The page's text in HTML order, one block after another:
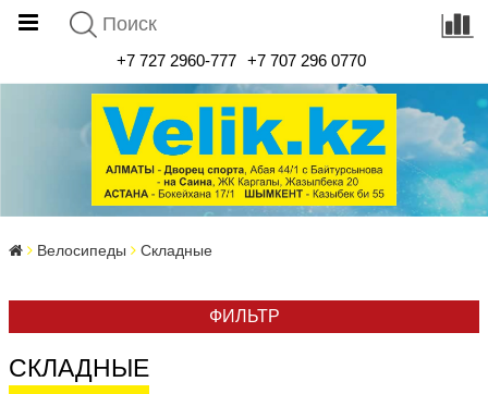
+7 727 2960-777 +7 707 296 0770
Велосипеды Складные
ФИЛЬТР
СКЛАДНЫЕ